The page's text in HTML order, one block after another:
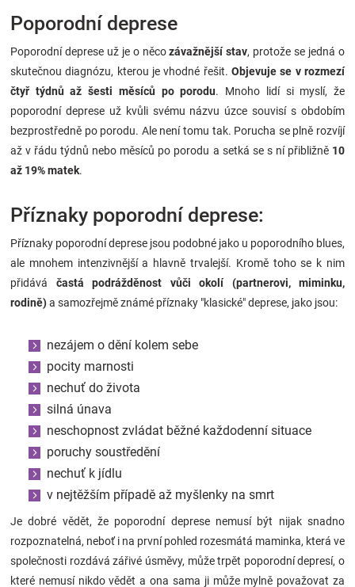
Poporodní deprese
Poporodní deprese už je o něcozávažnější stav, protože se jedná o
skutečnou diagnózu, kterou je vhodné řešit. Objevuje se v rozmezí
čtyř týdnů až šesti měsíců po porodu. Mnoho lidí si myslí, že
poporodní deprese už kvůli svému názvu úzce souvisí s obdobím
bezprostředně po porodu. Ale není tomu tak. Porucha se plně rozvíjí
až v řádu týdnů nebo měsíců po porodu a setká se s ní přibližně 10
až 19% matek.
Příznaky poporodní deprese:
Příznaky poporodní deprese jsou podobné jako u poporodního blues,
ale mnohem intenzivnější a hlavně trvalejší. Kromě toho se k nim
přidává častá podrážděnost vůči okolí (partnerovi, miminku,
rodině)a samozřejmě známé příznaky "klasické" deprese, jako jsou:
nezájem o dění kolem sebe
pocity marnosti
nechuť do života
silná únava
neschopnost zvládat běžné každodenní situace
poruchy soustředění
nechuť k jídlu
v nejtěžším případě až myšlenky na smrt
Je dobré vědět, že poporodní deprese nemusí být nijak snadno
rozpoznatelná, neboť i na první pohled rozesmátá maminka, která ve
společnosti rozdává zářivé úsměvy, může trpět poporodní depresí, o
které nemusí nikdo vědět a ona sama ji může mylně považovat za